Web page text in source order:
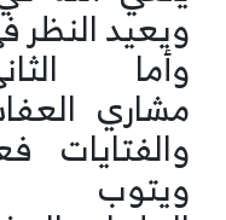
ويعيد النظر
وأما
مشاري
والفتايات
ويتوب